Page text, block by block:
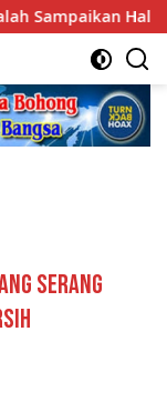
Hal Penting
Serang